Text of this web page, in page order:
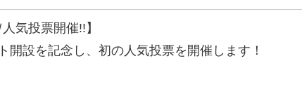
気投票開催!!】
開設を記念し、初の人気投票を開催します！